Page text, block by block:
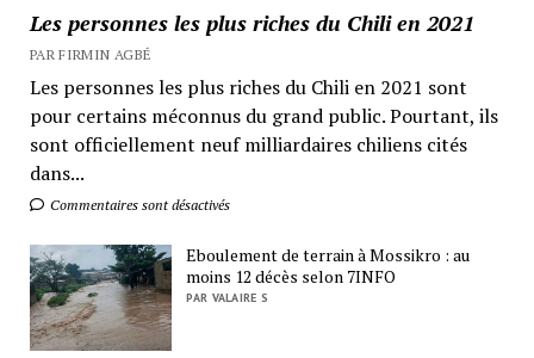
Les personnes les plus riches du Chili en 2021
PAR FIRMIN AGBÉ
Les personnes les plus riches du Chili en 2021 sont
pour certains méconnus du grand public. Pourtant, ils
sont officiellement neuf milliardaires chiliens cités
dans...
Commentaires sont désactivés
Eboulement de terrain à Mossikro : au
moins 12 décès selon 7INFO
PAR VALAIRE S